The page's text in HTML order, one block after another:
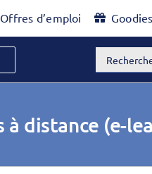
Offres d’emploi Goodies
Rechercher:
à distance (e-